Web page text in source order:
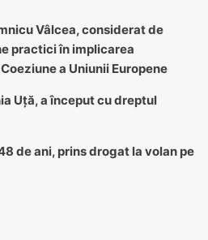
Vâlcea, considerat de
practici în implicarea
a Uniunii Europene
Uță, a început cu dreptul
de ani, prins drogat la volan pe